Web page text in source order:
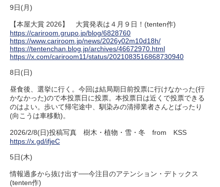
9日(月)
【本屋大賞 2026】 大賞発表は４月９日！(tenten作)
https://cariroom.grupo.jp/blog/6828760
https://www.cariroom.jp/news/2026y02m10d18h/
https://tentenchan.blog.jp/archives/46672970.html
https://x.com/cariroom11/status/2021083516868730940
8日(日)
昼食後、選挙に行く。今回は結局期日前投票に行けなかった(行
かなかった)ので本投票日に投票。本投票日は近くで投票できる
のはよい。歩いて帰宅途中、馴染みの清掃業者さんとばったり
(向こうは車移動)。
2026/2/8(日)投稿写真 樹木・植物・雪・冬 from KSS
https://x.gd/ifjeC
5日(木)
情報過多から抜け出す──今注目のアテンション・デトックス
(tenten作)